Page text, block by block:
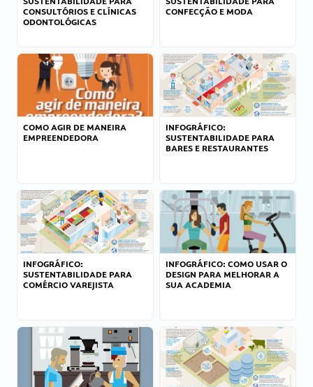
CONSULTÓRIOS E CLÍNICAS
ODONTOLÓGICAS
CONFECÇÃO E MODA
COMO AGIR DE MANEIRA
EMPREENDEDORA
INFOGRÁFICO:
SUSTENTABILIDADE PARA
BARES E RESTAURANTES
INFOGRÁFICO:
SUSTENTABILIDADE PARA
COMÉRCIO VAREJISTA
INFOGRÁFICO: COMO USAR O
DESIGN PARA MELHORAR A
SUA ACADEMIA